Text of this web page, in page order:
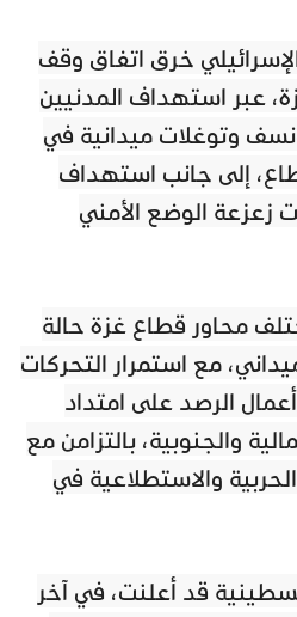
خرق اتفاق وقف
عبر استهداف المدنيين
وتوغلات ميدانية في
إلى جانب استهداف
زعزعة الوضع الأمني
محاور قطاع غزة حالة
مع استمرار التحركات
الرصد على امتداد
والجنوبية، بالتزامن مع
والاستطلاعية في
قد أعلنت، في آخر